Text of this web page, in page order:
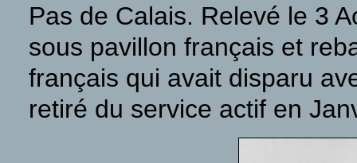
Pas de Calais. Relevé le 3
sous pavillon français et
français qui avait disparu
retiré du service actif en